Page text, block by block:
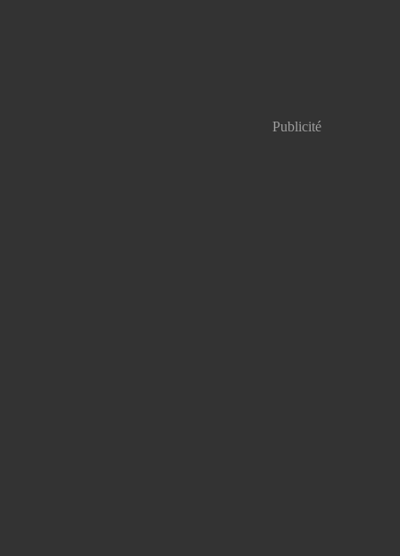
Publicité